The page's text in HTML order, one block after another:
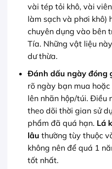
vài tép tỏi khô, vài
làm sạch và phơi khô)
chuyên dụng vào bên
Tía. Những vật liệu
dư thừa.
Đánh dấu ngày đóng
rõ ngày bạn mua
lên nhãn hộp/túi. Điều
theo dõi thời gian sử
phẩm đã quá hạn. Lá
lâu thường tùy thuộc
không nên để quá 1
tốt nhất.